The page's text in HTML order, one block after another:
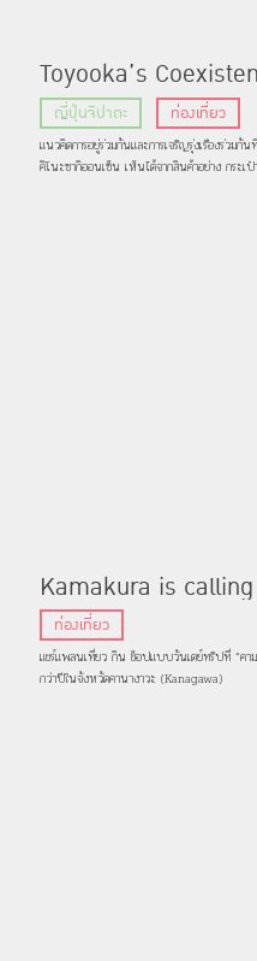
Toyooka’s
: ความทุ่มเทของชาวเมื
การอยู่ร่วมกันและการเ
ญี่ปุ่นจิปาถะ ท่องเที่ยว
แนวคิดการอยู่ร่วมกันและการเจริญรุ่งเรืองร่วมกั
คิโนะซากิออนเซ็น เห็นได้จากสินค้าอย่าง กระเ
Kamakura is
“คามาคุระ” แนะจุดถ่
ท่องเที่ยว
แชร์แพลนเที่ยว กิน ช็อปแบบวันเดย์ทริปที่ “คาม
กว่าปีในจังหวัดคานางาวะ (Kanagawa)